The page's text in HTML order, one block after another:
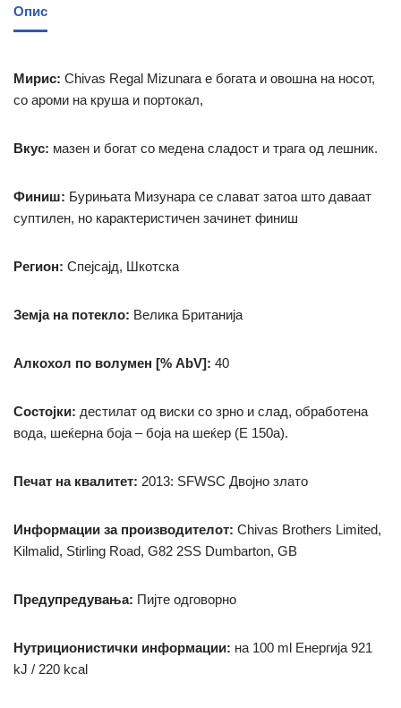
Опис
Мирис: Chivas Regal Mizunara е богата и овошна на носот,
со ароми на круша и портокал,
Вкус: мазен и богат со медена сладост и трага од лешник.
Финиш: Бурињата Мизунара се слават затоа што даваат
суптилен, но карактеристичен зачинет финиш
Регион: Спејсајд, Шкотска
Земја на потекло: Велика Британија
Алкохол по волумен [% AbV]: 40
Состојки: дестилат од виски со зрно и слад, обработена
вода, шеќерна боја – боја на шеќер (Е 150а).
Печат на квалитет: 2013: SFWSC Двојно злато
Информации за производителот: Chivas Brothers Limited,
Kilmalid, Stirling Road, G82 2SS Dumbarton, GB
Предупредувања: Пијте одговорно
Нутриционистички информации: на 100 ml Енергија 921
kJ / 220 kcal